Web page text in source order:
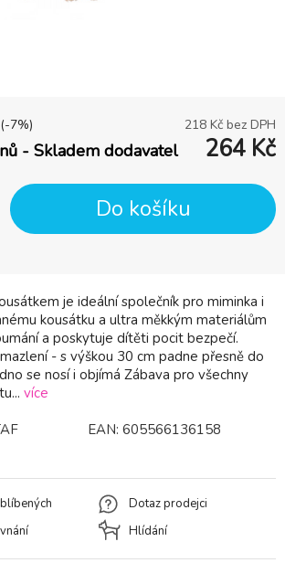
je ideální společník pro miminka i
kousátku a ultra měkkým materiálům
a poskytuje dítěti pocit bezpečí.
- s výškou 30 cm padne přesně do
se nosí i objímá Zábava pro všechny
více
(-7%) 218 Kč bez DPH
- Skladem dodavatel 264 Kč
Do košíku
EAN: 605566136158
Dotaz prodejci
Hlídání